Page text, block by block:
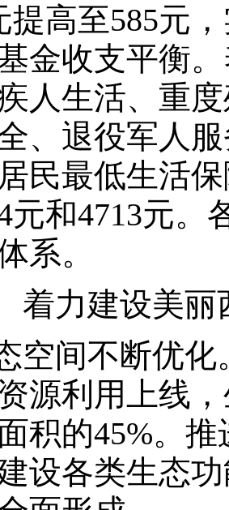
提高至585元
金收支平衡
人生活、重
、退役军人
民最低生活
元和4713元
系。
着力建设美丽
空间不断优
源利用上线
积的45%。
设各类生态